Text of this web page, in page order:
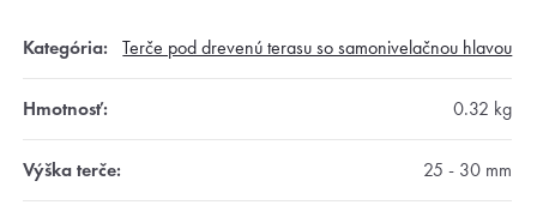
Kategória: Terče pod drevenú terasu so samonivelačnou hlavou
Hmotnosť: 0.32 kg
Výška terče: 25 - 30 mm